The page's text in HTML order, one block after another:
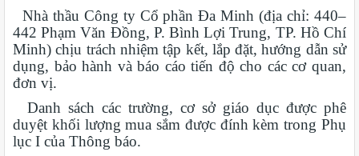
Nhà thầu Công ty Cổ phần Đa Minh (địa chỉ: 440–
442 Phạm Văn Đồng, P. Bình Lợi Trung, TP. Hồ Chí
Minh) chịu trách nhiệm tập kết, lắp đặt, hướng dẫn sử
dụng, bảo hành và báo cáo tiến độ cho các cơ quan,
đơn vị.
Danh sách các trường, cơ sở giáo dục được phê
duyệt khối lượng mua sắm được đính kèm trong Phụ
lục I của Thông báo.